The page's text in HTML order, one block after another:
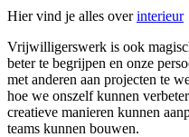
Hier vind je alles overinterieur
Vrijwilligerswerk is ook
beter te begrijpen en onze
met anderen aan projecten te
hoe we onszelf kunnen
creatieve manieren kunnen
teams kunnen bouwen.